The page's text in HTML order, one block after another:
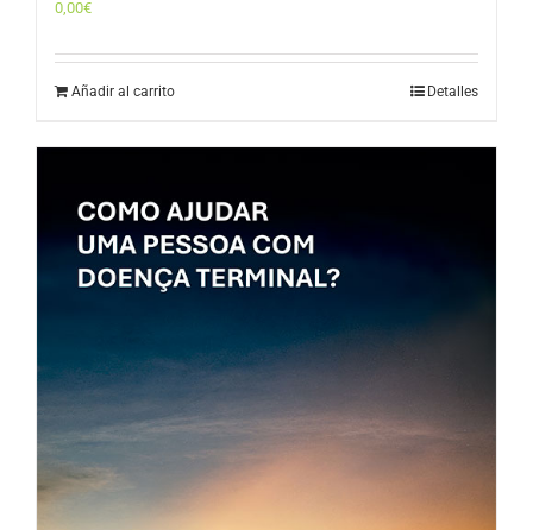
0,00€
Añadir al carrito Detalles